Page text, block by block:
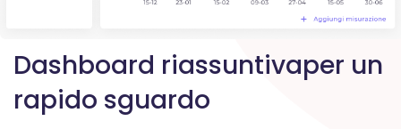
Dashboard riassuntivaper un
rapido sguardo